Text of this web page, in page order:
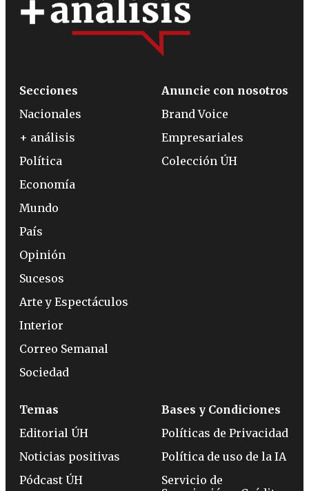
Secciones
Nacionales
+ análisis
Política
Economía
Mundo
País
Opinión
Sucesos
Arte y Espectáculos
Interior
Correo Semanal
Sociedad
Anuncie con nosotros
Brand Voice
Empresariales
Colección ÚH
Temas
Editorial ÚH
Noticias positivas
Pódcast ÚH
Bases y Condiciones
Políticas de Privacidad
Política de uso de la IA
Servicio de